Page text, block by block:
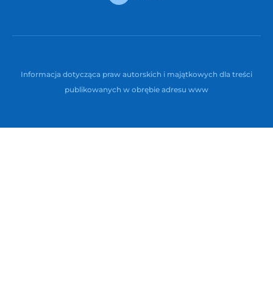
Informacja dotycząca praw autorskich i majątkowych dla treści
publikowanych w obrębie adresu www